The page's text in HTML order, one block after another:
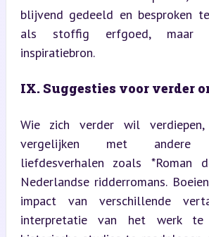
blijvend gedeeld en besproken
als stoffig erfgoed, maar
inspiratiebron.
IX. Suggesties voor verder
Wie zich verder wil
vergelijken met andere
liefdesverhalen zoals
Nederlandse ridderromans.
impact van verschillende
interpretatie van het werk te